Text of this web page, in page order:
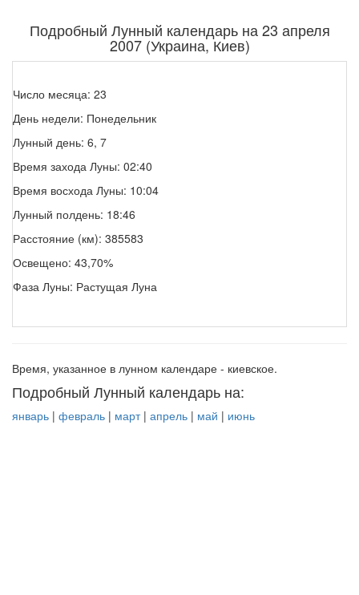
Подробный Лунный календарь на 23 апреля
2007 (Украина, Киев)
Число месяца: 23
День недели: Понедельник
Лунный день: 6, 7
Время захода Луны: 02:40
Время восхода Луны: 10:04
Лунный полдень: 18:46
Расстояние (км): 385583
Освещено: 43,70%
Фаза Луны: Растущая Луна
Время, указанное в лунном календаре - киевское.
Подробный Лунный календарь на:
январь | февраль | март| апрель | май | июнь